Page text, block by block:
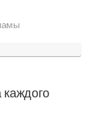
каждого